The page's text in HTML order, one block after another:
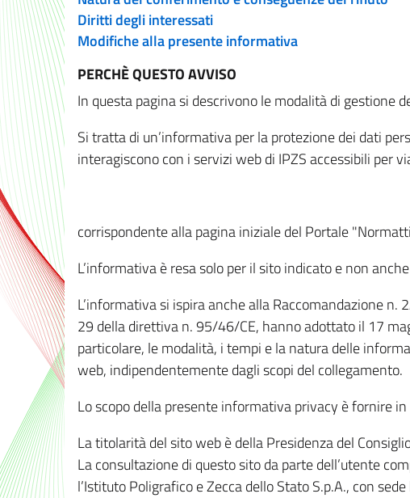
Diritti degli interessati
Modifiche alla presente informativa
PERCHÈ QUESTO AVVISO
In questa pagina si descrivono le modalità di
Si tratta di un’informativa per la protezione dei dati
interagiscono con i servizi web di IPZS accessibili per
corrispondente alla pagina iniziale del Portale
L’informativa è resa solo per il sito indicato e non
L’informativa si ispira anche alla Raccomandazione
29 della direttiva n. 95/46/CE, hanno adottato il 17
particolare, le modalità, i tempi e la natura delle
web, indipendentemente dagli scopi del collegamento.
Lo scopo della presente informativa privacy è fornire
La titolarità del sito web è della Presidenza del
La consultazione di questo sito da parte dell’utente
l’Istituto Poligrafico e Zecca dello Stato S.p.A., con